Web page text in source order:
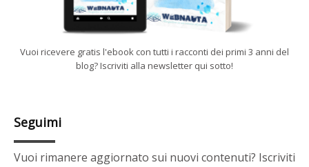
Vuoi ricevere gratis l'ebook con tutti i racconti dei primi 3 anni del
blog? Iscriviti alla newsletter qui sotto!
Seguimi
Vuoi rimanere aggiornato sui nuovi contenuti? Iscriviti